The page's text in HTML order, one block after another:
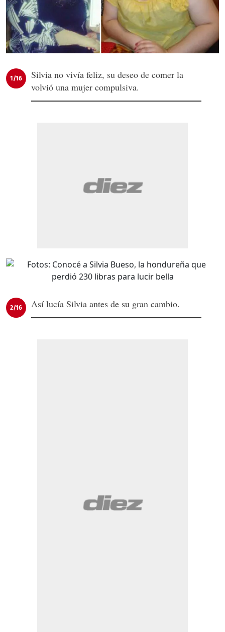
1/16
Silvia no vivía feliz, su deseo de comer la
volvió una mujer compulsiva.
2/16 Así lucía Silvia antes de su gran cambio.